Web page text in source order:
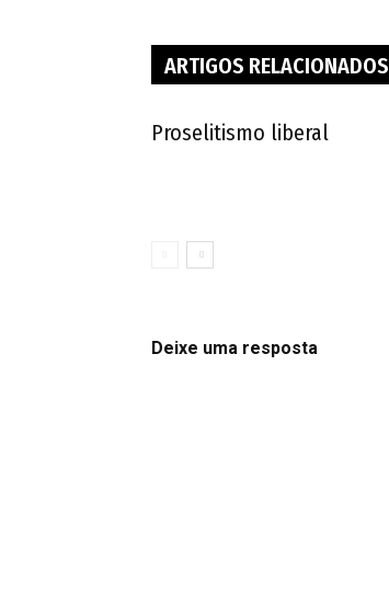
ARTIGOS RELACIONADOS
Proselitismo liberal
Deixe uma resposta